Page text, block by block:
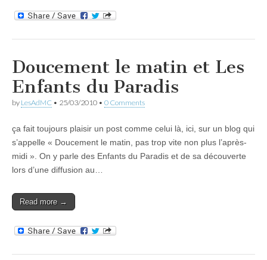
Doucement le matin et Les
Enfants du Paradis
by LesAdMC • 25/03/2010 • 0 Comments
ça fait toujours plaisir un post comme celui là, ici, sur un blog qui
s’appelle « Doucement le matin, pas trop vite non plus l’après-
midi ». On y parle des Enfants du Paradis et de sa découverte
lors d’une diffusion au…
Read more →